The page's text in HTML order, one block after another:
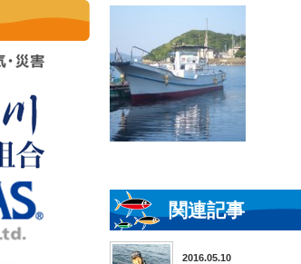
関連記事
2016.05.10